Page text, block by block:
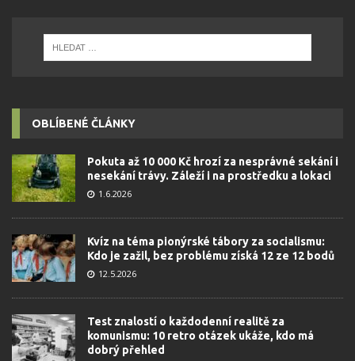
OBLÍBENÉ ČLÁNKY
Pokuta až 10 000 Kč hrozí za nesprávné sekání i
nesekání trávy. Záleží i na prostředku a lokaci
1.6.2026
Kvíz na téma pionýrské tábory za socialismu:
Kdo je zažil, bez problému získá 12 ze 12 bodů
12.5.2026
Test znalostí o každodenní realitě za
komunismu: 10 retro otázek ukáže, kdo má
dobrý přehled